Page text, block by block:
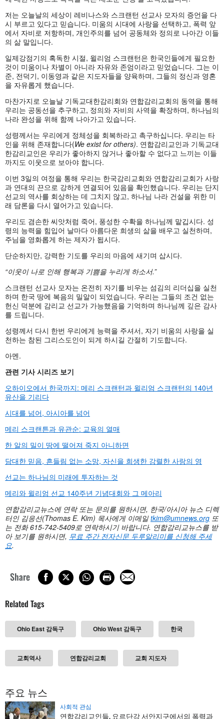
저는 오늘날의 세상이 레비나스와 스크랜턴 선교사 모자의 증언을 다
시 부르고 있다고 믿습니다. 미움의 시대에 사랑을 선택하고, 폭력 앞
에서 자비로 저항하며, 개인주의를 넘어 공동체와 정의로 나아간 이들
의 삶 말입니다.
일제강점기의 혹독한 시절, 윌리엄 스크랜턴은 한국인들에게 필요한
것이 미움이나 차별이 아니라 자유와 존엄이라고 믿었습니다. 그는 이
준, 전덕기, 이동영과 같은 지도자들을 양육하며, 그들의 정신과 영혼
을 자유롭게 했습니다.
마찬가지로 오늘날 기독교대한감리회와 연합감리교회의 동역을 통해
우리는 공동선을 추구하고, 정의와 자비의 사역을 확장하며, 하나님의
나라 완성을 위해 함께 나아가고 있습니다.
성령께서는 우리에게 정체성을 회복하라고 촉구하십니다. 우리는 타
인을 위해 존재합니다(We exist for others). 연합감리교인과 기독교대
한감리교인은 우리가 좋아하지 않거나 좋아할 수 없다고 느끼는 이들
까지도 이웃으로 보아야 합니다.
이번 3일의 여정을 통해 우리는 한국감리교회와 연합감리교회가 사랑
과 연대의 끈으로 강하게 연결되어 있음을 확인했습니다. 우리는 단지
선교의 역사를 회상하는 데 그치지 않고, 하나님 나라 건설을 위한 미
래 담론을 다시 열어가고 있습니다.
우리도 겸손한 씨앗처럼 죽어, 풍성한 수확을 하나님께 맡깁시다. 성
령의 능력을 힘입어 날마다 아름다운 희생의 삶을 배우고 실천하며,
주님을 영화롭게 하는 제자가 됩시다.
단순하지만, 강력한 기도를 우리의 마음에 새기며 삽시다.
“이웃이 나로 인해 행복과 기쁨을 누리게 하소서.”
스크랜턴 선교사 모자는 온전히 자기를 비우는 섬김의 리더십을 실천
하며 한국 땅에 복음의 밀알이 되었습니다. 우리는 그들의 조건 없는
헌신 덕분에 감리교 선교가 가능했음을 기억하며 하나님께 깊은 감사
를 드립니다.
성령께서 다시 한번 우리에게 능력을 주셔서, 자기 비움의 사랑을 실
천하는 참된 그리스도인이 되게 하시길 간절히 기도합니다.
아멘.
관련 기사 시리즈 보기
오하이오에서 한국까지: 메리 스크랜턴과 윌리엄 스크랜턴의 140년
유산을 기리다
시대를 넘어, 아시아를 넘어
메리 스크랜튼과 유관순: 교육의 열매
한 알의 밀이 땅에 떨어져 죽지 아니하면
담대한 믿음, 흔들림 없는 소망, 자신을 희생한 강렬한 사랑의 영
선교는 하나님의 미래에 투자하는 것
메리와 윌리엄 선교 140주년 기념대회와 그 메아리
연합감리교뉴스에 연락 또는 문의를 원하시면, 한국/아시아 뉴스 디렉
터인 김응선(Thomas E. Kim) 목사에게 이메일tkim@umnews.org 또
는 전화 615-742-5409로 연락하시기 바랍니다. 연합감리교뉴스를 받
아 보기를 원하시면, 무료 주간 전자신문 두루알리미를 신청해 주세
요.
Share
Related Tags
Ohio East 감독구 Ohio West 감독구 한국
교회역사 연합감리교회 교회 지도자
주요 뉴스
사회적 관심
연합감리교인들, 요르단강 서안지구에서의 폭력과